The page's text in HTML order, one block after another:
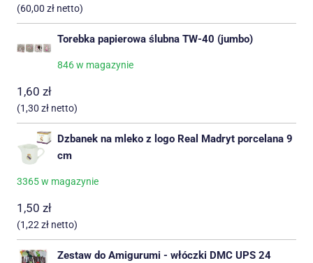
(60,00 zł netto)
Torebka papierowa ślubna TW-40 (jumbo)
846 w magazynie
1,60 zł
(1,30 zł netto)
Dzbanek na mleko z logo Real Madryt porcelana 9
cm
3365 w magazynie
1,50 zł
(1,22 zł netto)
Zestaw do Amigurumi - włóczki DMC UPS 24